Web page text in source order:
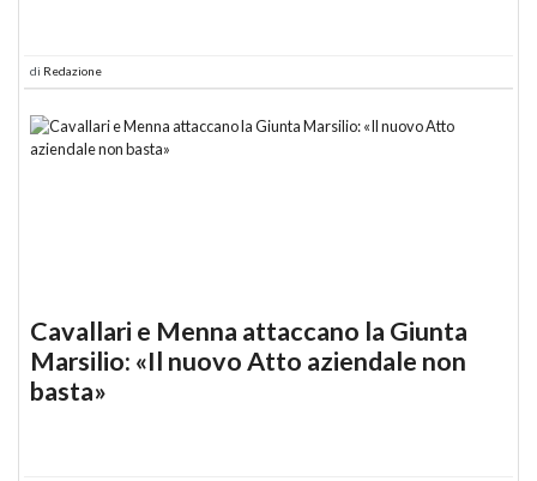
di Redazione
Cavallari e Menna attaccano la Giunta
Marsilio: «Il nuovo Atto aziendale non
basta»